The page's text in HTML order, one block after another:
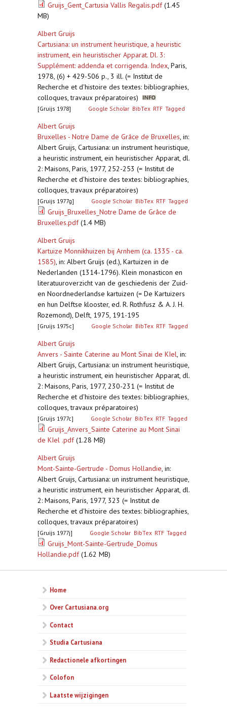
Gruijs_Gent_Cartusia Vallis Regalis.pdf(1.45
MB)
Albert Gruijs
Cartusiana: un instrument heuristique, a heuristic
instrument, ein heuristischer Apparat. Dl. 3:
Supplément: addenda et corrigenda. Index, Paris,
1978, (6) + 429-506 p., 3 ill. (= Institut de
Recherche et d'histoire des textes: bibliographies,
colloques, travaux préparatoires)
[Gruijs 1978] Google Scholar BibTex RTF Tagged
Albert Gruijs
Bruxelles - Notre Dame de Grâce de Bruxelles, in:
Albert Gruijs, Cartusiana: un instrument heuristique,
a heuristic instrument, ein heuristischer Apparat, dl.
2: Maisons, Paris, 1977, 252-253 (= Institut de
Recherche et d'histoire des textes: bibliographies,
colloques, travaux préparatoires)
[Gruijs 1977g] Google Scholar BibTex RTF Tagged
Gruijs_Bruxelles_Notre Dame de Grâce de
Bruxelles.pdf(1.4 MB)
Albert Gruijs
Kartuize Monnikhuizen bij Arnhem (ca. 1335 - ca.
1585), in: Albert Gruijs (ed.), Kartuizen in de
Nederlanden (1314-1796). Klein monasticon en
literatuuroverzicht van de geschiedenis der Zuid-
en Noordnederlandse kartuizen (= De Kartuizers
en hun Delftse klooster, ed. R. Rothfusz & A. J. H.
Rozemond), Delft, 1975, 191-195
[Gruijs 1975c] Google Scholar BibTex RTF Tagged
Albert Gruijs
Anvers - Sainte Caterine au Mont Sinai de KIel, in:
Albert Gruijs, Cartusiana: un instrument heuristique,
a heuristic instrument, ein heuristischer Apparat, dl.
2: Maisons, Paris, 1977, 230-231 (= Institut de
Recherche et d'histoire des textes: bibliographies,
colloques, travaux préparatoires)
[Gruijs 1977c] Google Scholar BibTex RTF Tagged
Gruijs_Anvers_Sainte Caterine au Mont Sinai
de KIel .pdf(1.28 MB)
Albert Gruijs
Mont-Sainte-Gertrude - Domus Hollandie, in:
Albert Gruijs, Cartusiana: un instrument heuristique,
a heuristic instrument, ein heuristischer Apparat, dl.
2: Maisons, Paris, 1977, 323 (= Institut de
Recherche et d'histoire des textes: bibliographies,
colloques, travaux préparatoires)
[Gruijs 1977j] Google Scholar BibTex RTF Tagged
Gruijs_Mont-Sainte-Gertrude_Domus
Hollandie.pdf(1.62 MB)
Home
Over Cartusiana.org
Contact
Studia Cartusiana
Redactionele afkortingen
Colofon
Laatste wijzigingen